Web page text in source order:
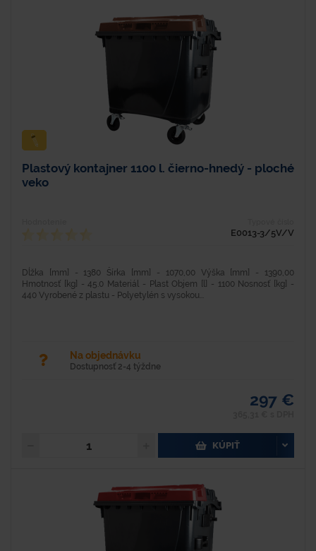
Plastový kontajner 1100 l. čierno-hnedý - ploché
veko
E0013-3/5V/V
Dĺžka [mm] - 1380 Šírka [mm] - 1070,00 Výška [mm] - 1390,00
Hmotnosť [kg] - 45.0 Materiál - Plast Objem [l] - 1100 Nosnosť [kg] -
440 Vyrobené z plastu - Polyetylén s vysokou...
Na objednávku
Dostupnosť 2-4 týždne
297 €
KÚPIŤ